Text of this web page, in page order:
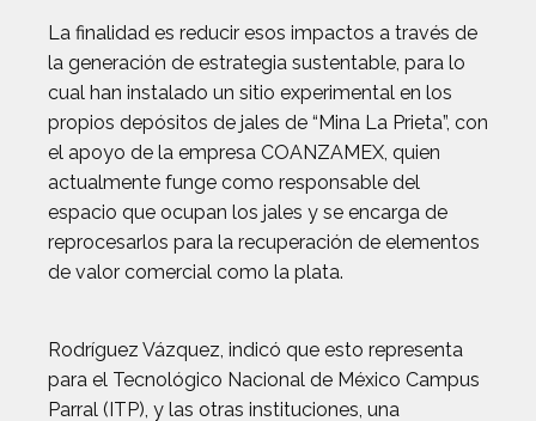
La finalidad es reducir esos impactos a través de
la generación de estrategia sustentable, para lo
cual han instalado un sitio experimental en los
propios depósitos de jales de “Mina La Prieta”, con
el apoyo de la empresa COANZAMEX, quien
actualmente funge como responsable del
espacio que ocupan los jales y se encarga de
reprocesarlos para la recuperación de elementos
de valor comercial como la plata.
Rodríguez Vázquez, indicó que esto representa
para el Tecnológico Nacional de México Campus
Parral (ITP), y las otras instituciones, una